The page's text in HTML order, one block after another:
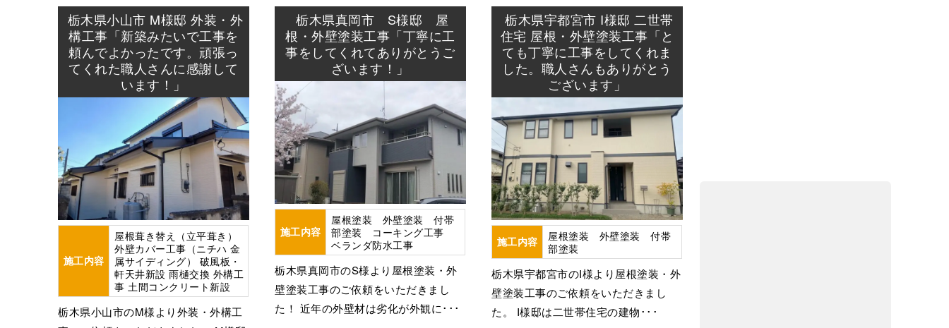
栃木県小山市 M様邸 外装・外
構工事「新築みたいで工事を
頼んでよかったです。頑張っ
てくれた職人さんに感謝して
います！」
施工内容
屋根葺き替え（立平葺き）
外壁カバー工事（ニチハ 金
属サイディング） 破風板・
軒天井新設 雨樋交換 外構工
事 土間コンクリート新設
栃木県小山市のM様より外装・外構工
外壁塗装屋根塗装 板金工事棟板金工
防水工事
栃木県真岡市 S様邸 屋
根・外壁塗装工事「丁寧に工
事をしてくれてありがとうご
ざいます！」
施工内容
屋根塗装 外壁塗装 付帯
部塗装 コーキング工事
ベランダ防水工事
栃木県真岡市のS様より屋根塗装・外
壁塗装工事のご依頼をいただきまし
た！ 近年の外壁材は劣化が外観に･･･
栃木県宇都宮市 I様邸 二世帯
住宅 屋根・外壁塗装工事「と
ても丁寧に工事をしてくれま
した。職人さんもありがとう
ございます」
施工内容
屋根塗装 外壁塗装 付帯
部塗装
栃木県宇都宮市のI様より屋根塗装・外
壁塗装工事のご依頼をいただきまし
た。 I様邸は二世帯住宅の建物･･･